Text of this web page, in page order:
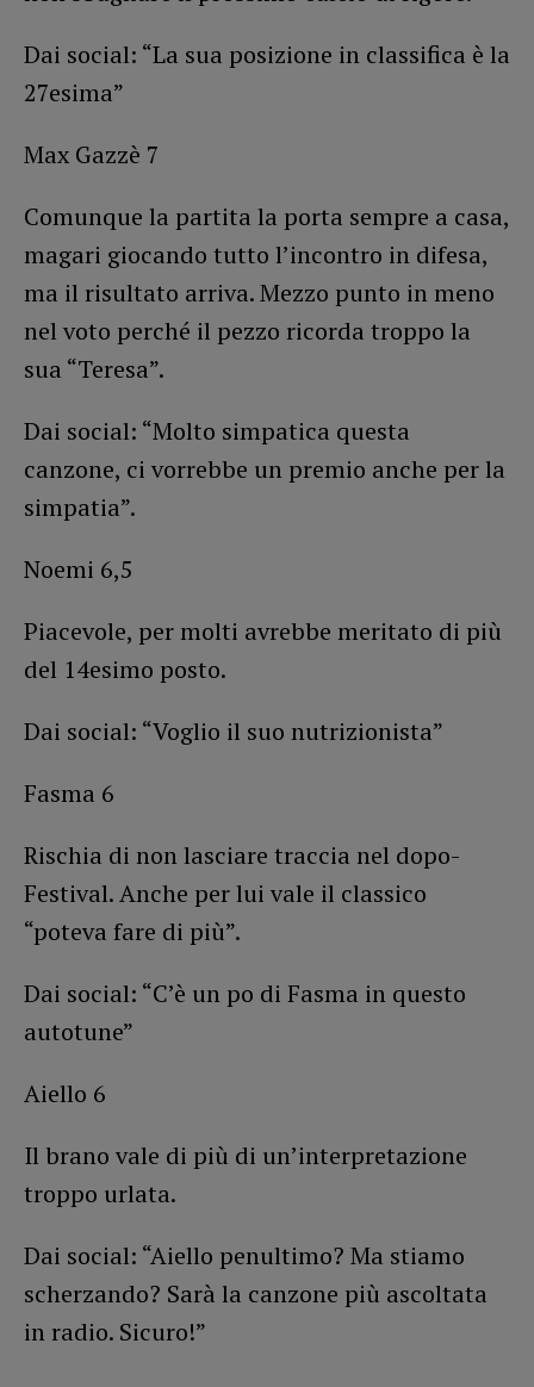
Dai social: “La sua posizione in classifica è la
27esima”
Max Gazzè 7
Comunque la partita la porta sempre a casa,
magari giocando tutto l’incontro in difesa,
ma il risultato arriva. Mezzo punto in meno
nel voto perché il pezzo ricorda troppo la
sua “Teresa”.
Dai social: “Molto simpatica questa
canzone, ci vorrebbe un premio anche per la
simpatia”.
Noemi 6,5
Piacevole, per molti avrebbe meritato di più
del 14esimo posto.
Dai social: “Voglio il suo nutrizionista”
Fasma 6
Rischia di non lasciare traccia nel dopo-
Festival. Anche per lui vale il classico
“poteva fare di più”.
Dai social: “C’è un po di Fasma in questo
autotune”
Aiello 6
Il brano vale di più di un’interpretazione
troppo urlata.
Dai social: “Aiello penultimo? Ma stiamo
scherzando? Sarà la canzone più ascoltata
in radio. Sicuro!”